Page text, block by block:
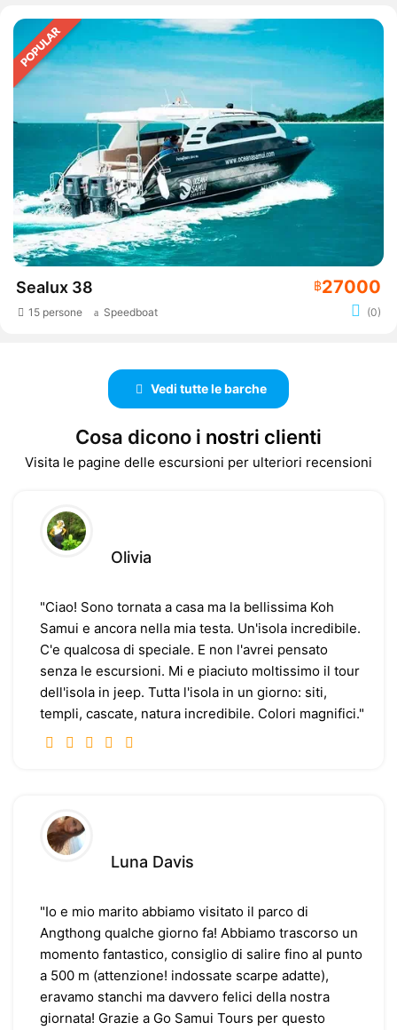
Sealux 38 ฿27000
15 persone Speedboat (0)
Vedi tutte le barche
Cosa dicono i nostri clienti
Visita le pagine delle escursioni per ulteriori recensioni
Olivia
"Ciao! Sono tornata a casa ma la bellissima Koh
Samui e ancora nella mia testa. Un'isola incredibile.
C'e qualcosa di speciale. E non l'avrei pensato
senza le escursioni. Mi e piaciuto moltissimo il tour
dell'isola in jeep. Tutta l'isola in un giorno: siti,
templi, cascate, natura incredibile. Colori magnifici."
Luna Davis
"Io e mio marito abbiamo visitato il parco di
Angthong qualche giorno fa! Abbiamo trascorso un
momento fantastico, consiglio di salire fino al punto
a 500 m (attenzione! indossate scarpe adatte),
eravamo stanchi ma davvero felici della nostra
giornata! Grazie a Go Samui Tours per questo